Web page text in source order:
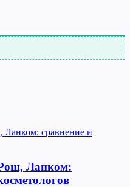
Ланком: